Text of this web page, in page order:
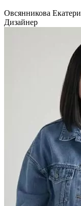
Овсянникова
Дизайнер